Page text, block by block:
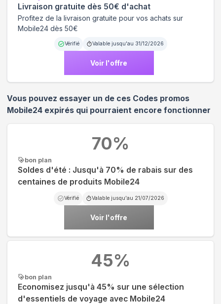
Livraison gratuite dès 50€ d'achat
Profitez de la livraison gratuite pour vos achats sur
Mobile24 dès 50€
Vérifié Valable jusqu'au 31/12/2026
Voir l'offre
Vous pouvez essayer un de ces Codes promos
Mobile24 expirés qui pourraient encore fonctionner
bon plan
Soldes d'été : Jusqu'à 70% de rabais sur des
centaines de produits Mobile24
Vérifié Valable jusqu'au 21/07/2026
Voir l'offre
70%
bon plan
Economisez jusqu'à 45% sur une sélection
d'essentiels de voyage avec Mobile24
45%